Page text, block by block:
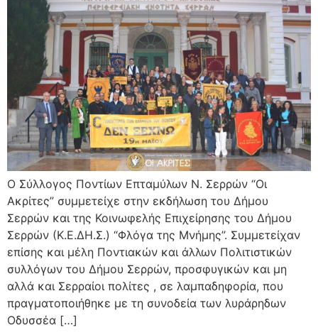
Ο Σύλλογος Ποντίων Επταμύλων Ν. Σερρών “Οι
Ακρίτες” συμμετείχε στην εκδήλωση του Δήμου
Σερρών και της Κοινωφελής Επιχείρησης του Δήμου
Σερρών (Κ.Ε.ΔΗ.Σ.) “Φλόγα της Μνήμης”. Συμμετείχαν
επίσης και μέλη Ποντιακών και άλλων Πολιτιστικών
συλλόγων του Δήμου Σερρών, προσφυγικών και μη
αλλά και Σερραίοι πολίτες , σε λαμπαδηφορία, που
πραγματοποιήθηκε με τη συνοδεία των λυράρηδων
Οδυσσέα […]